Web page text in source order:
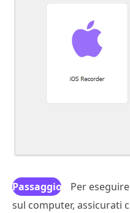
Passaggio
3
Per
sul computer, assicurati